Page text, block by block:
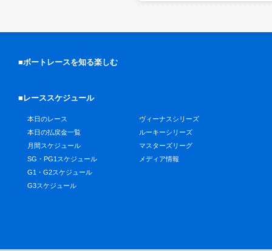
■ボートレースを知る楽しむ
■レーススケジュール
本日のレース
本日の払戻金一覧
月間スケジュール
SG・PG1スケジュール
G1・G2スケジュール
G3スケジュール
ヴィーナスシリーズ
ルーキーシリーズ
マスターズリーグ
メディア情報